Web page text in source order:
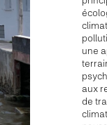
une
aux
de